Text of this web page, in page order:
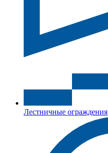
Лестничные ограждения